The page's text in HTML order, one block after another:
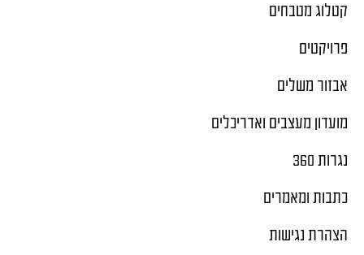
קטלוג מטבחים
פרויקטים
אבזור משלים
מועדון מעצבים ואדריכלים
נגרות 360
כתבות ומאמרים
הצהרת נגישות